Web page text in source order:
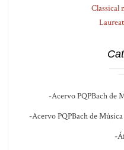
Classical
-Acervo PQPBach de
-Acervo PQPBach de
-